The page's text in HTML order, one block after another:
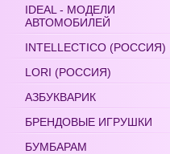
IDEAL - МОДЕЛИ
АВТОМОБИЛЕЙ
INTELLECTICO (РОССИЯ)
LORI (РОССИЯ)
АЗБУКВАРИК
БРЕНДОВЫЕ ИГРУШКИ
БУМБАРАМ